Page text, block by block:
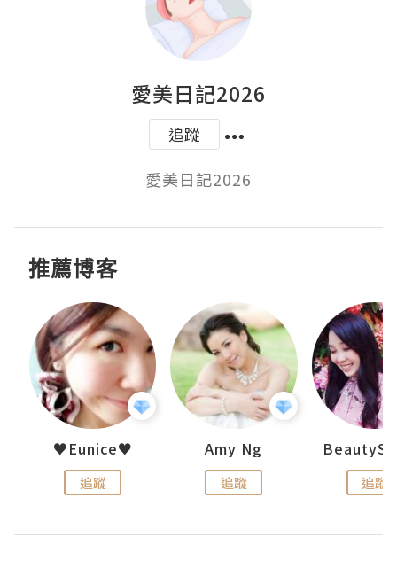
愛美日記2026
追蹤
愛美日記2026
推薦博客
♥Eunice♥
追蹤
Amy Ng
追蹤 追蹤